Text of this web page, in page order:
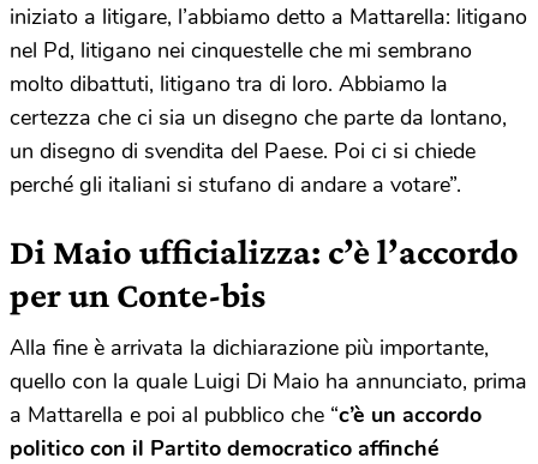
iniziato a litigare, l’abbiamo detto a Mattarella: litigano
nel Pd, litigano nei cinquestelle che mi sembrano
molto dibattuti, litigano tra di loro. Abbiamo la
certezza che ci sia un disegno che parte da lontano,
un disegno di svendita del Paese. Poi ci si chiede
perché gli italiani si stufano di andare a votare”.
Di Maio ufficializza: c’è l’accordo
per un Conte-bis
Alla fine è arrivata la dichiarazione più importante,
quello con la quale Luigi Di Maio ha annunciato, prima
a Mattarella e poi al pubblico che “c’è un accordo
politico con il Partito democratico affinché